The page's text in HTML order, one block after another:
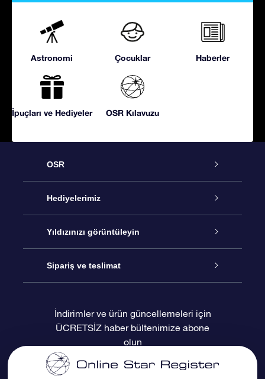
Astronomi Çocuklar Haberler
İpuçları ve Hediyeler OSR Kılavuzu
OSR
Hizmet
İletişim
Blogu
Değerlendirmeler
Hediyelerimiz
Çevrimiçi Yıldız Hediyesi
OSR Hediye Paketi
OSR Hediye Kartı
Kurumsal hediyeler
Yıldızınızı görüntüleyin
Star Register
Kişiselleştirilmiş Yıldız Sayfası
Bir Milyon Yıldız
Sipariş ve teslimat
Ödeme bilgileri
Sevkiyat bilgileri
İndirimler ve ürün güncellemeleri için
ÜCRETSİZ haber bültenimize abone
olun